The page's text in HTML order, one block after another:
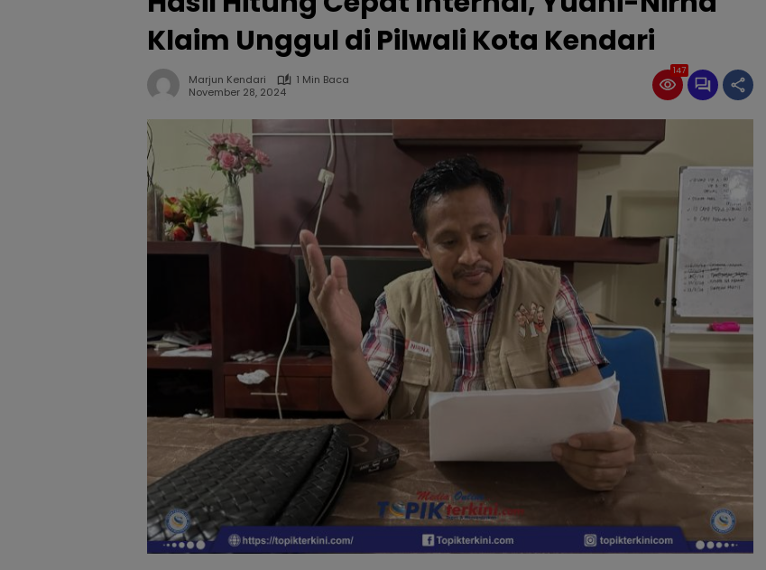
Klaim Unggul di Pilwali Kota Kendari
Marjun Kendari
1 Min Baca
November 28, 2024
147